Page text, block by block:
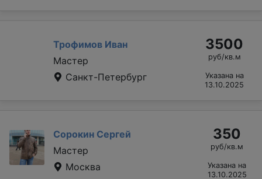
Трофимов Иван
Мастер
Санкт-Петербург
3500
руб/кв.м
Указана на
13.10.2025
Сорокин Сергей
Мастер
Москва
350
руб/кв.м
Указана на
13.10.2025